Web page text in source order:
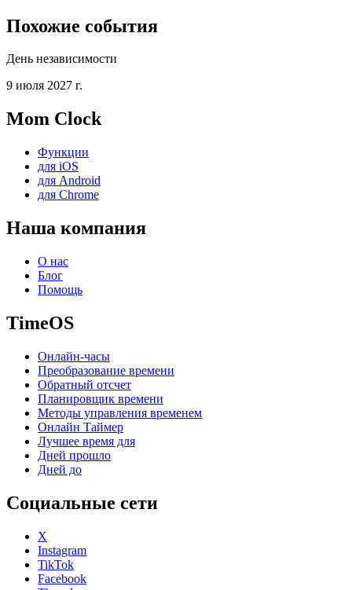
Похожие события
День независимости
9 июля 2027 г.
Mom Clock
Функции
для iOS
для Android
для Chrome
Наша компания
О нас
Блог
Помощь
TimeOS
Онлайн-часы
Преобразование времени
Обратный отсчет
Планировщик времени
Методы управления временем
Онлайн Таймер
Лучшее время для
Дней прошло
Дней до
Социальные сети
X
Instagram
TikTok
Facebook